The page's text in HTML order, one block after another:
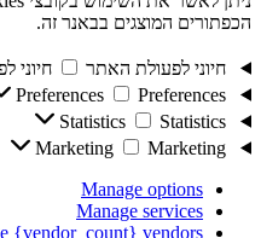
הכפתורים המוצגים בבאנר זה.
חיוני לפעולת האתר חיוני
Preferences
Preferences
Statistics
Statistics
Marketing
Marketing
Manage options
Manage services
{vendor_count} vendors